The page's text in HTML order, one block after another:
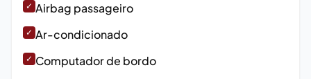
✓ Airbag passageiro
✓ Ar-condicionado
✓ Computador de bordo